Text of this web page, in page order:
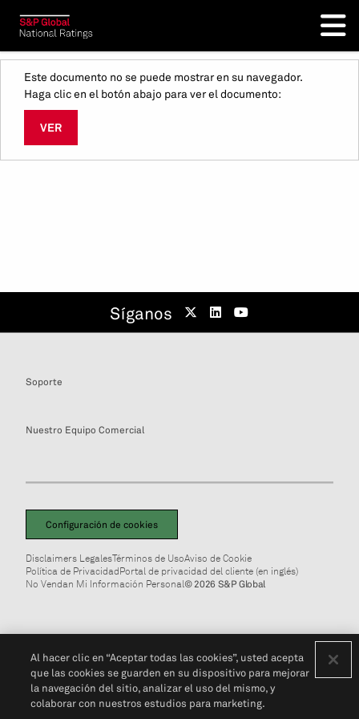
Este documento no se puede mostrar en su navegador.
Haga clic en el botón abajo para ver el documento:
VER
Síganos
Soporte
Nuestro Equipo Comercial
Configuración de cookies
Disclaimers LegalesTérminos de UsoAviso de Cookie
Política de PrivacidadPortal de privacidad del cliente (en inglés)
No Vendan Mi Información Personal© 2026 S&P Global
Al hacer clic en “Aceptar todas las cookies”, usted acepta
que las cookies se guarden en su dispositivo para mejorar
la navegación del sitio, analizar el uso del mismo, y
colaborar con nuestros estudios para marketing.